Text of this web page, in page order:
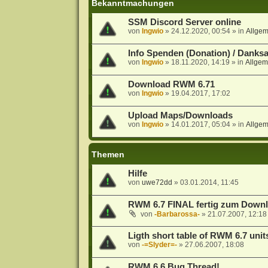
Bekanntmachungen
SSM Discord Server online
von Ingwio» 24.12.2020, 00:54» in
Info Spenden (Donation) /
von Ingwio» 18.11.2020, 14:19 » in
Download RWM 6.71
von Ingwio» 19.04.2017, 17:02
Upload Maps/Downloads
von Ingwio» 14.01.2017, 05:04» in
Themen
Hilfe
von uwe72dd » 03.01.2014, 11:45
RWM 6.7 FINAL fertig zum
von -Barbarossa-» 21.07.2007, 12:18
Ligth short table of RWM 6.7
von -=Slyder=-» 27.06.2007, 18:08